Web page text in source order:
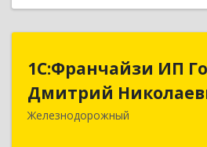
1С:Франчайзи ИП
Дмитрий
Железнодорожный
Дмитрий
143980, Московская обл,